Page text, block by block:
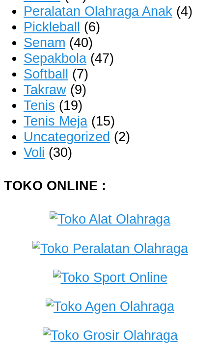
Peralatan Olahraga Anak (4)
Pickleball (6)
Senam (40)
Sepakbola (47)
Softball (7)
Takraw (9)
Tenis (19)
Tenis Meja (15)
Uncategorized (2)
Voli (30)
TOKO ONLINE :